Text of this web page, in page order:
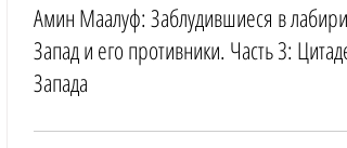
Амин Маалуф: Заблудившиеся в
Запад и его противники. Часть 3:
Запада